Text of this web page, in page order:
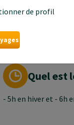
de profil
Quel est
- 5h en hiver et - 6h